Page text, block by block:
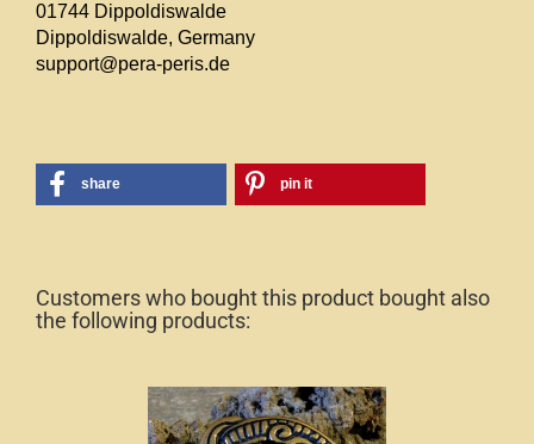
01744 Dippoldiswalde
Dippoldiswalde, Germany
support@pera-peris.de
share pin it
Customers who bought this product bought also
the following products: